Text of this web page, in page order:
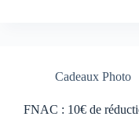
Cadeaux Photo
FNAC : 10€ de